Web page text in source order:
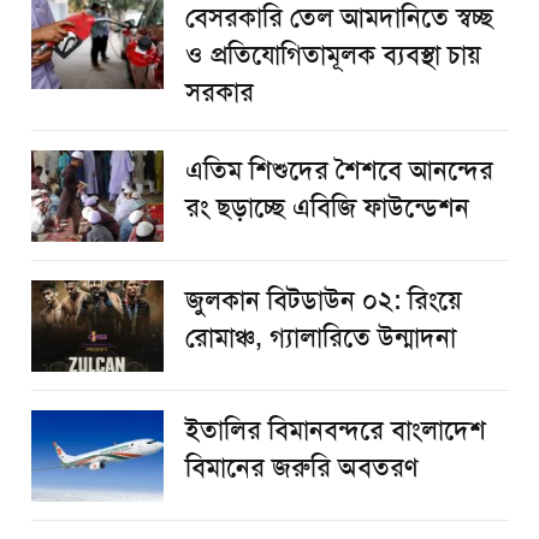
বেসরকারি তেল আমদানিতে স্বচ্ছ
ও প্রতিযোগিতামূলক ব্যবস্থা চায়
সরকার
এতিম শিশুদের শৈশবে আনন্দের
রং ছড়াচ্ছে এবিজি ফাউন্ডেশন
জুলকান বিটডাউন ০২: রিংয়ে
রোমাঞ্চ, গ্যালারিতে উন্মাদনা
ইতালির বিমানবন্দরে বাংলাদেশ
বিমানের জরুরি অবতরণ